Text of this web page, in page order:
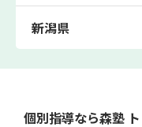
新潟県
個別指導なら森塾